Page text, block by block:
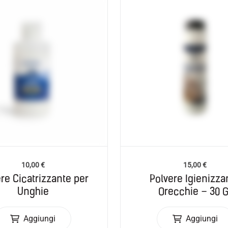
10,00€
Cicatrizzante per
Unghie
Aggiungi
15,00€
Polvere
Orecchie – 30
Aggiungi